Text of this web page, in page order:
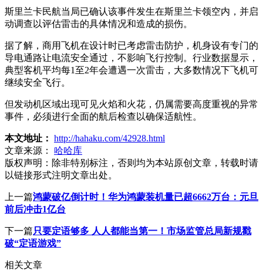
斯里兰卡民航当局已确认该事件发生在斯里兰卡领空内，并启
动调查以评估雷击的具体情况和造成的损伤。
据了解，商用飞机在设计时已考虑雷击防护，机身设有专门的
导电通路让电流安全通过，不影响飞行控制。行业数据显示，
典型客机平均每1至2年会遭遇一次雷击，大多数情况下飞机可
继续安全飞行。
但发动机区域出现可见火焰和火花，仍属需要高度重视的异常
事件，必须进行全面的航后检查以确保适航性。
本文地址： http://hahaku.com/42928.html
文章来源：
哈哈库
版权声明： 除非特别标注，否则均为本站原创文章，转载时请
以链接形式注明文章出处。
上一篇鸿蒙破亿倒计时！华为鸿蒙装机量已超6662万台：元旦
前后冲击1亿台
下一篇只要定语够多 人人都能当第一！市场监管总局新规戳
破“定语游戏”
相关文章